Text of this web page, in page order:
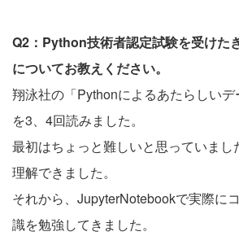
Q2：Python技術者認定試験を受けた
についてお教えください。
翔泳社の「Pythonによるあたらしいデ
を3、4回読みました。
最初はちょっと難しいと思っていまし
理解できました。
それから、JupyterNotebookで実際に
識を勉強してきました。